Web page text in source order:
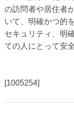
の訪問者や居住者
いて、明確かつ的
セキュリティ、明
ての人にとって安
[1005254]